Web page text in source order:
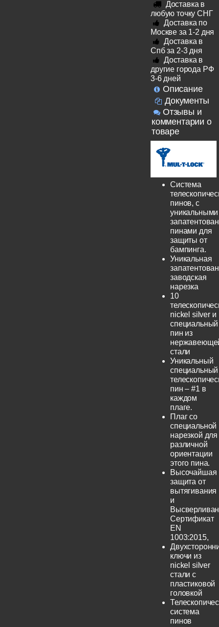
Доставка в
любую точку СНГ
Доставка по
Москве за 1-2 дня
Доставка в
Спб за 2-3 дня
Доставка в
другие города РФ
3-6 дней
Описание
Документы
Отзывы и
комментарии о
товаре
Система
пинов, с
уникальными
пинами для
защиты от
бампинга.
Уникальная
заводская
нарезка
10
nickel silver и
специальный
пин из
стали
Уникальный
специальный
пин – #1 в
каждом
плаге.
Плаг со
специальной
нарезкой для
различной
ориентации
этого пина.
Высочайшая
защита от
вытягивания
и
Сертификат
EN
1003:2015,
ключи из
nickel silver
стали с
пластиковой
головкой
система
пинов